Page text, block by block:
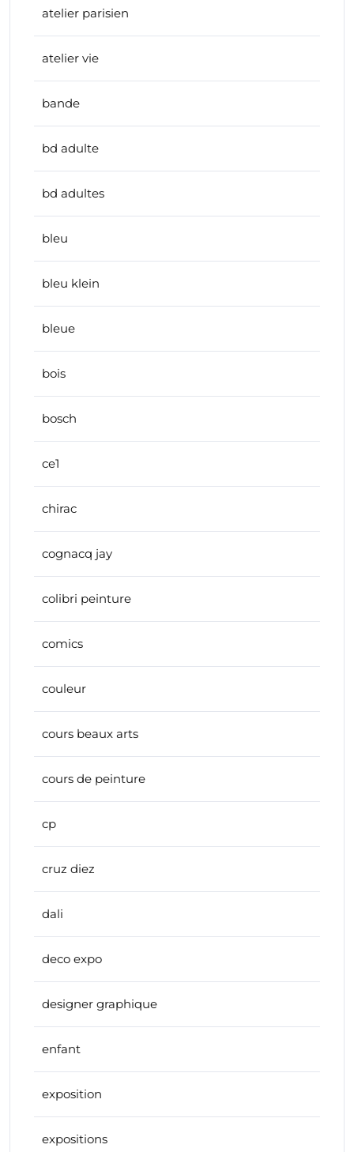
atelier parisien
atelier vie
bande
bd adulte
bd adultes
bleu
bleu klein
bleue
bois
bosch
ce1
chirac
cognacq jay
colibri peinture
comics
couleur
cours beaux arts
cours de peinture
cp
cruz diez
dali
deco expo
designer graphique
enfant
exposition
expositions